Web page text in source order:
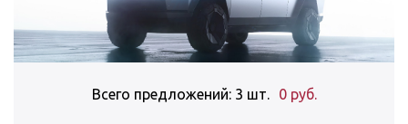
Всего предложений: 3 шт. 0 руб.